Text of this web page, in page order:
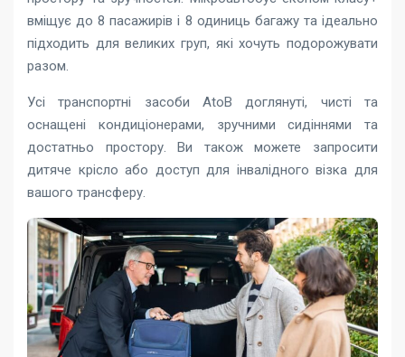
вміщує до 8 пасажирів і 8 одиниць багажу та ідеально
підходить для великих груп, які хочуть подорожувати
разом.
Усі транспортні засоби AtoB доглянуті, чисті та
оснащені кондиціонерами, зручними сидіннями та
достатньо простору. Ви також можете запросити
дитяче крісло або доступ для інвалідного візка для
вашого трансферу.